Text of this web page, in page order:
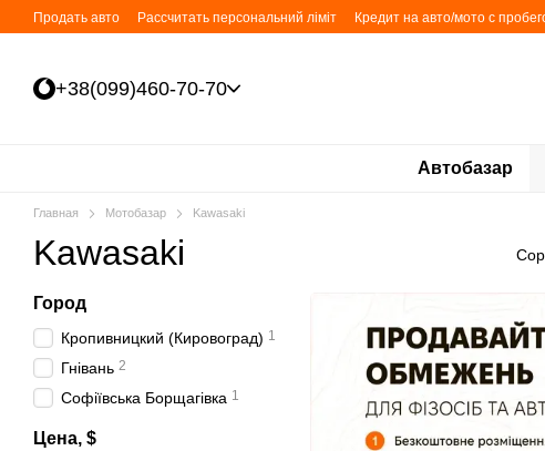
Перейти к основному контенту
Продать авто Рассчитать персональний ліміт Кредит на авто/мото с
+38(099)460-70-70
Автобазар
Главная Мотобазар Kawasaki
Kawasaki
Город
Кропивницкий (Кировоград) 1
Гнівань 2
Софіївська Борщагівка 1
Цена, $